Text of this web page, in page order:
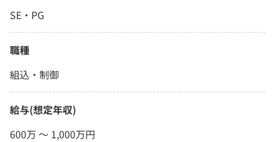
SE・PG
職種
組込・制御
給与(想定年収)
600万 〜 1,000万円